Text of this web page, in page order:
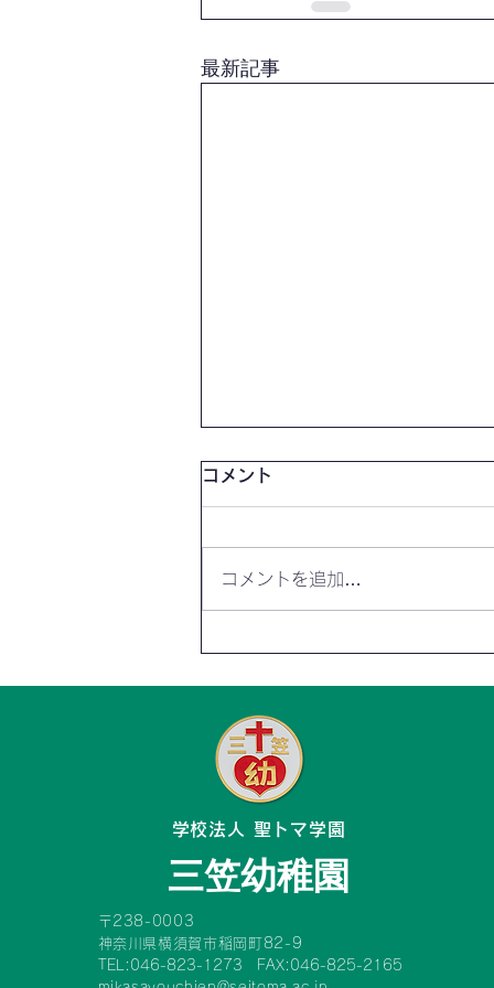
最新記事
コメント
コメントを追加…
​学校法人 聖トマ学園
三笠幼稚園
〒238-0003
神奈川県横須賀市稲岡町82-9
TEL:046-823-1273 FAX:046-825-2165